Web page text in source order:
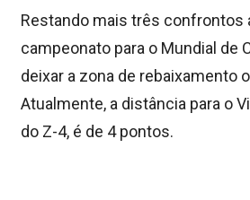
Restando mais três confrontos
campeonato para o Mundial de
deixar a zona de rebaixamento
Atualmente, a distância para o
do Z-4, é de 4 pontos.